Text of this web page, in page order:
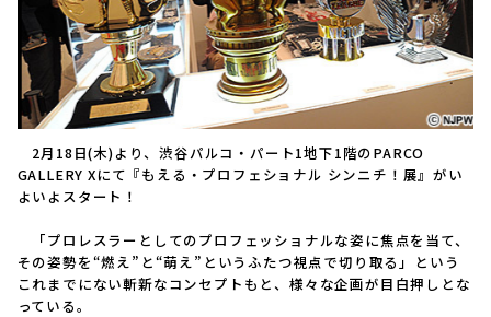
2月18日(木)より、渋谷パルコ・パート1地下1階のPARCO
GALLERY Xにて『もえる・プロフェショナル シンニチ！展』がい
よいよスタート！
「プロレスラーとしてのプロフェッショナルな姿に焦点を当て、
その姿勢を“燃え”と“萌え”というふたつ視点で切り取る」という
これまでにない斬新なコンセプトもと、様々な企画が目白押しとな
っている。